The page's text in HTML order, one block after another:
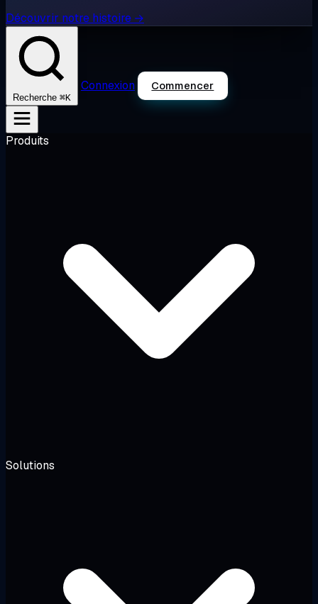
Découvrir notre histoire →
Recherche ⌘K
Connexion Commencer
Produits
Solutions